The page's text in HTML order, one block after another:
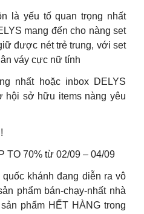
là yếu tố quan trọng nhất
mang đến cho nàng set
được nét trẻ trung, với set
váy cực nữ tính
nhất hoặc inbox DELYS
hội sở hữu items nàng yêu
TO 70% từ 02/09 – 04/09
khánh đang diễn ra vô
phẩm bán-chạy-nhất nhà
phẩm HẾT HÀNG trong